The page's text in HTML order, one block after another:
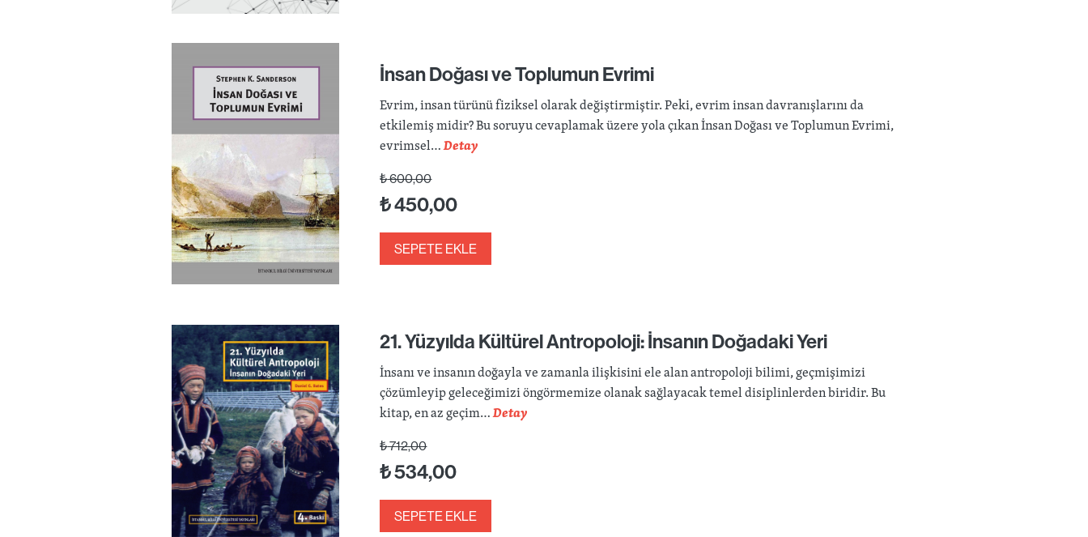
İnsan Doğası ve Toplumun Evrimi
Evrim, insan türünü fiziksel olarak değiştirmiştir. Peki, evrim insan davranışlarını da
etkilemiş midir? Bu soruyu cevaplamak üzere yola çıkan İnsan Doğası ve Toplumun Evrimi,
evrimsel…Detay
₺600,00
₺450,00
SEPETE EKLE
21. Yüzyılda Kültürel Antropoloji: İnsanın Doğadaki Yeri
İnsanı ve insanın doğayla ve zamanla ilişkisini ele alan antropoloji bilimi, geçmişimizi
çözümleyip geleceğimizi öngörmemize olanak sağlayacak temel disiplinlerden biridir. Bu
kitap, en az geçim…Detay
₺712,00
₺534,00
SEPETE EKLE